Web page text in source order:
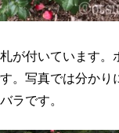
が付いています。
。写真では分かり
ラです。